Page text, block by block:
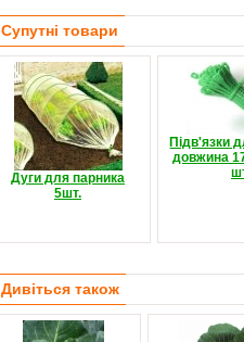
Супутні товари
Дуги для парника
5шт.
Підв'язки
довжина
Дивіться також